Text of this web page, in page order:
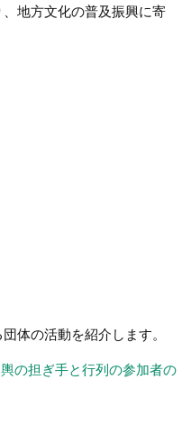
地方文化の普及振興に寄
体の活動を紹介します。
の担ぎ手と行列の参加者の